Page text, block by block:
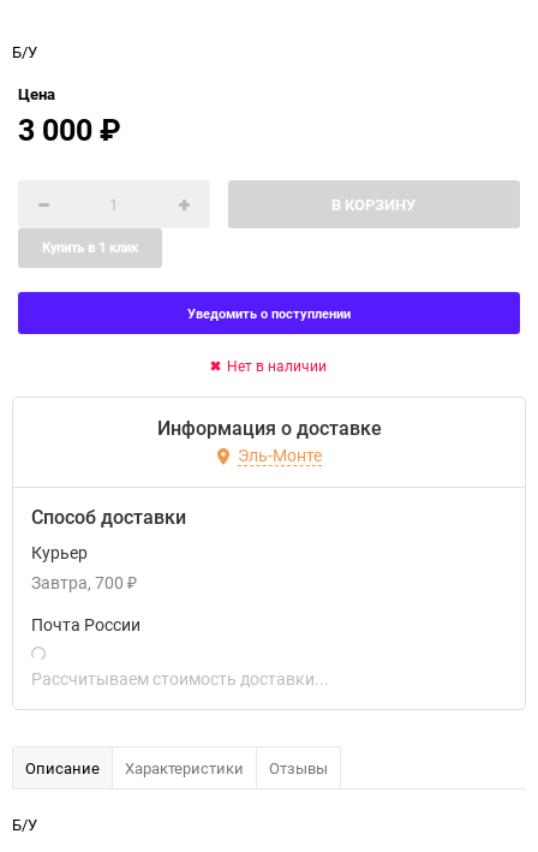
Б/У
Цена
3 000₽
В КОРЗИНУ
Купить в 1 клик
Уведомить о поступлении
Нет в наличии
Информация о доставке
Эль-Монте
Способ доставки
Курьер
Завтра 700 ₽
Почта России
Рассчитываем стоимость доставки...
Описание Характеристики Отзывы
Б/У